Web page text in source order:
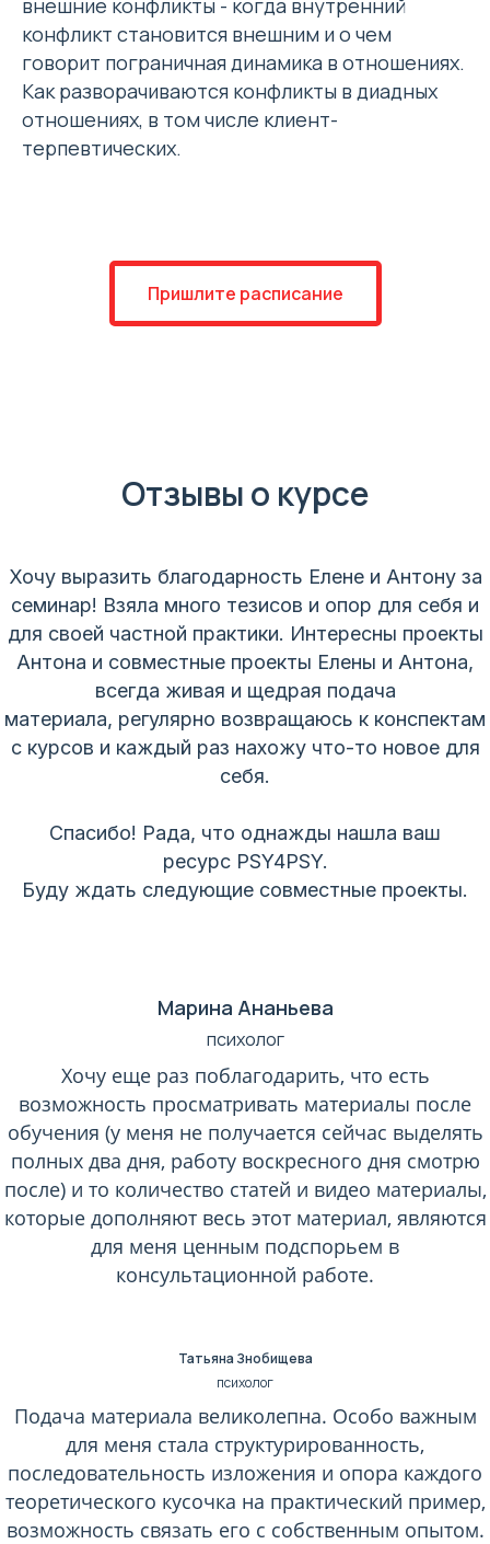
внешние конфликты - когда внутренний
конфликт становится внешним и о чем
говорит пограничная динамика в отношениях.
Как разворачиваются конфликты в диадных
отношениях, в том числе клиент-
терпевтических.
Пришлите расписание
Отзывы о курсе
Хочу выразить благодарность Елене и Антону за
семинар! Взяла много тезисов и опор для себя и
для своей частной практики. Интересны проекты
Антона и совместные проекты Елены и Антона,
всегда живая и щедрая подача
материала, регулярно возвращаюсь к конспектам
с курсов и каждый раз нахожу что-то новое для
себя.
Спасибо! Рада, что однажды нашла ваш
ресурс PSY4PSY.
Буду ждать следующие совместные проекты.
Марина Ананьева
психолог
Хочу еще раз поблагодарить, что есть
возможность просматривать материалы после
обучения (у меня не получается сейчас выделять
полных два дня, работу воскресного дня смотрю
после) и то количество статей и видео материалы,
которые дополняют весь этот материал, являются
для меня ценным подспорьем в
консультационной работе.
Татьяна Знобищева
психолог
Подача материала великолепна. Особо важным
для меня стала структурированность,
последовательность изложения и опора каждого
теоретического кусочка на практический пример,
возможность связать его с собственным опытом.